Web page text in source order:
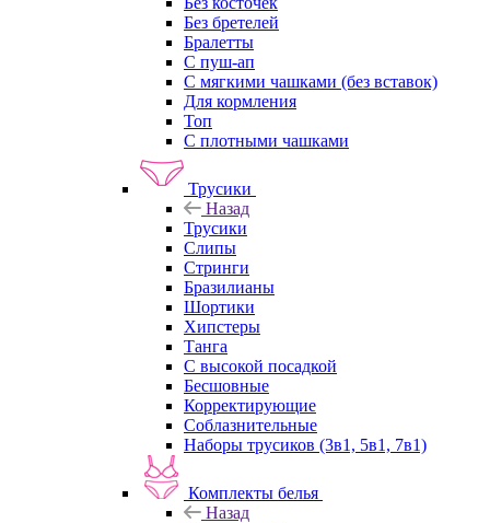
Без бретелей
Бралетты
С пуш-ап
С мягкими чашками (без вставок)
Для кормления
Топ
С плотными чашками
Трусики
Назад
Трусики
Слипы
Стринги
Бразилианы
Шортики
Хипстеры
Танга
С высокой посадкой
Бесшовные
Корректирующие
Соблазнительные
Наборы трусиков (3в1, 5в1, 7в1)
Комплекты белья
Назад